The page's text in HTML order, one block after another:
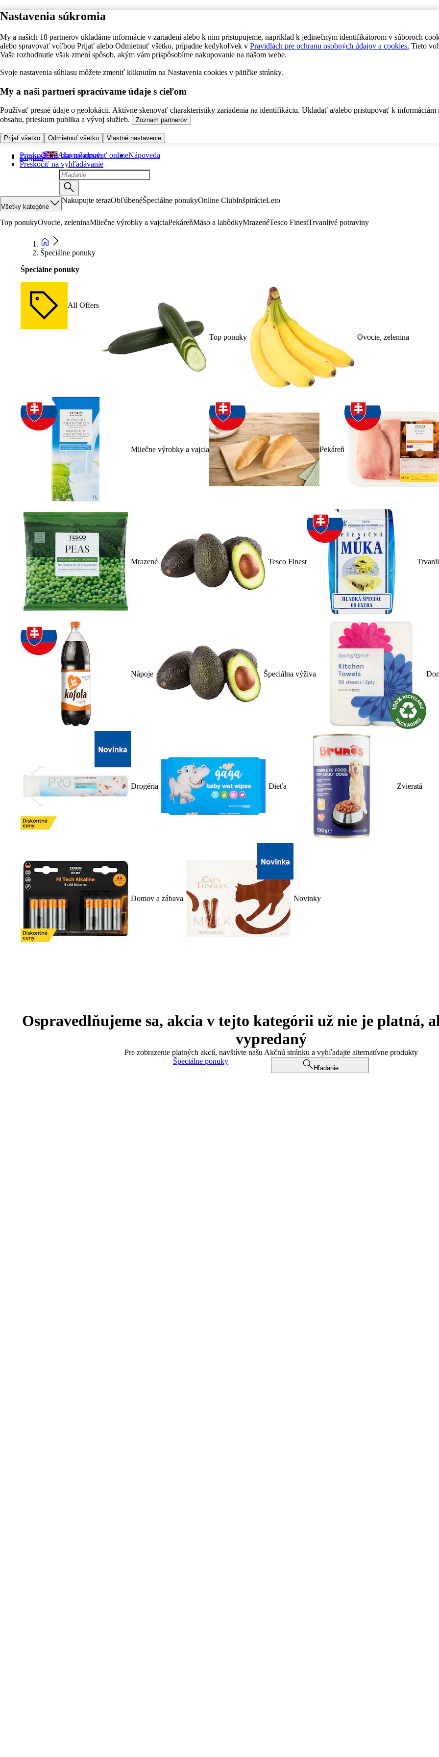
Nastavenia súkromia
My a našich 18 partnerov ukladáme informácie v zariadení alebo k nim pristupujeme, napríklad k jedinečným identifikátorom v súboroch
alebo spravovať voľbou Prijať alebo Odmietnuť všetko, prípadne kedykoľvek v Pravidlách pre ochranu osobných údajov a cookies. Tieto
Vaše rozhodnutie však zmení spôsob, akým vám prispôsobíme nakupovanie na našom webe.
Svoje nastavenia súhlasu môžete zmeniť kliknutím na Nastavenia cookies v pätičke stránky.
My a naši partneri spracúvame údaje s cieľom
Používať presné údaje o geolokácii. Aktívne skenovať charakteristiky zariadenia na identifikáciu. Ukladať a/alebo pristupovať k informáciám
obsahu, prieskum publika a vývoj služieb.
Zoznam partnerov
Prijať všetko Odmietnuť všetko Vlastné nastavenie
Preskočiť na hlavný obsah
Preskočiť na vyhľadávanie
English Ako nakupovať onlineNápoveda
Všetky kategórie
Nakupujte terazObľúbenéŠpeciálne ponukyOnline ClubInšpirácieLeto
Top ponukyOvocie, zeleninaMliečne výrobky a vajciaPekáreňMäso a lahôdkyMrazenéTesco FinestTrvanlivé potraviny
Špeciálne ponuky
Špeciálne ponuky
All Offers
Top ponuky Ovocie, zelenina
Mliečne výrobky a vajcia Pekáreň
Mrazené Tesco Finest
Nápoje Špeciálna výživa
Drogéria Dieťa Zvieratá
Domov a zábava Novinky
Ospravedlňujeme sa, akcia v tejto kategórii už nie je platná,
vypredaný
Pre zobrazenie platných akcií, navštívte našu Akčnú stránku a vyhľadajte alternatívne produkty
Špeciálne ponuky
Hľadanie